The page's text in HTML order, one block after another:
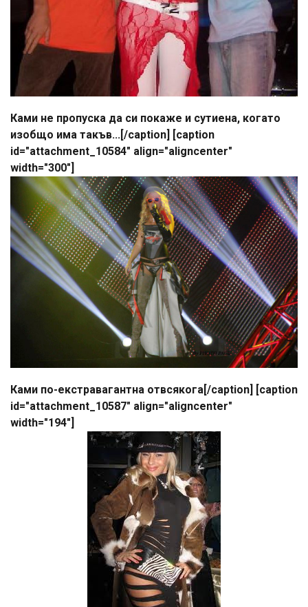
Ками не пропуска да си покаже и сутиена, когато
изобщо има такъв...[/caption] [caption
id="attachment_10584" align="aligncenter"
width="300"]
Ками по-екстравагантна отвсякога[/caption] [caption
id="attachment_10587" align="aligncenter"
width="194"]